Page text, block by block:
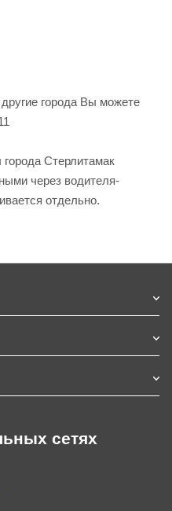
города Вы можете
Стерлитамак
через водителя-
отдельно.
сетях